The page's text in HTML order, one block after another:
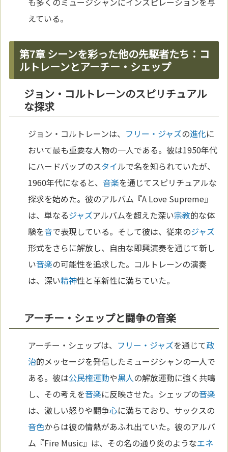
えている。
第7章 シーンを彩った他の先駆者たち：コ
ルトレーンとアーチー・シェップ
ジョン・コルトレーンのスピリチュアル
な探求
ジョン・コルトレーンは、 フリー・ジャズの進化に
おいて最も重要な人物の一人である。彼は1950年代
にハードバップのスタイルで名を知られていたが、
1960年代になると、音楽を通じてスピリチュアルな
探求を始めた。彼のアルバム『A Love Supreme』
は、単なるジャズアルバムを超えた深い宗教的な体
験を音で表現している。そして彼は、従来のジャズ
形式をさらに解放し、自由な即興演奏を通じて新し
い音楽の可能性を追求した。コルトレーンの演奏
は、深い精神性と革新性に満ちていた。
アーチー・シェップと闘争の音楽
アーチー・シェップは、 フリー・ジャズを通じて政
治的メッセージを発信したミュージシャンの一人で
ある。彼は公民権運動や黒人の解放運動に強く共鳴
し、その考えを音楽に反映させた。シェップの音楽
は、激しい怒りや闘争心に満ちており、サックスの
音色からは彼の情熱があふれ出ていた。彼のアルバ
ム『Fire Music』は、その名の通り炎のようなエネ